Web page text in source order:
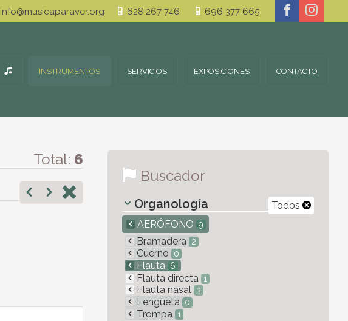
info@musicaparaver.org 628 267 746 696 377 665
INSTRUMENTOS SERVICIOS EXPOSICIONES CONTACTO
Total: 6
Buscador
Todos
Organología
AERÓFONO 9
Bramadera 2
Cuerno 0
Flauta 6
Flauta directa 1
Flauta nasal 3
Lengüeta 0
Trompa 1